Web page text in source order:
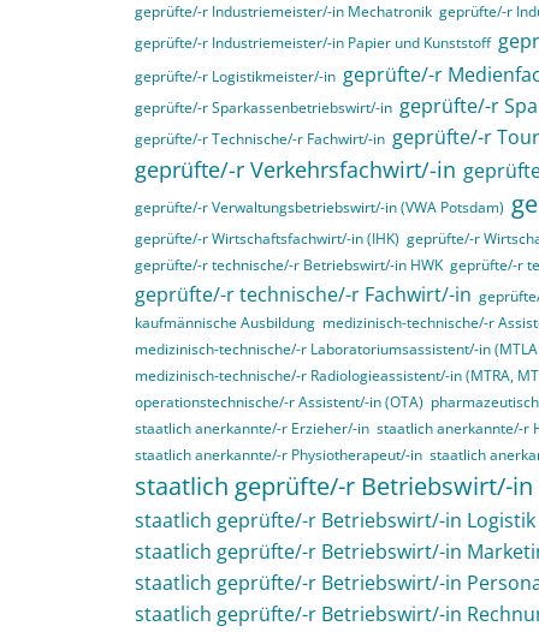
geprüfte/-r Industriemeister/-in Mechatronik geprüfte/-r
geprüfte/-r Industriemeister/-in Papier und Kunststoff
geprüfte/-r Logistikmeister/-in geprüfte/-r
geprüfte/-r Sparkassenbetriebswirt/-in geprüfte/-r
geprüfte/-r Technische/-r Fachwirt/-in geprüfte/-r
geprüfte/-r Verkehrsfachwirt/-in
geprüfte/-r Verwaltungsbetriebswirt/-in (VWA Potsdam)
geprüfte/-r Wirtschaftsfachwirt/-in (IHK) geprüfte/-r
geprüfte/-r technische/-r Betriebswirt/-in HWK geprüfte/-r
geprüfte/-r technische/-r Fachwirt/-in
kaufmännische Ausbildung medizinisch-technische/-r
medizinisch-technische/-r Laboratoriumsassistent/-in
medizinisch-technische/-r Radiologieassistent/-in (MTRA,
operationstechnische/-r Assistent/-in (OTA)
staatlich anerkannte/-r Erzieher/-in staatlich anerkannte/-r
staatlich anerkannte/-r Physiotherapeut/-in staatlich
staatlich geprüfte/-r Betriebswirt/-in
staatlich geprüfte/-r Betriebswirt/-in Logistik
staatlich geprüfte/-r Betriebswirt/-in
staatlich geprüfte/-r Betriebswirt/-in
staatlich geprüfte/-r Betriebswirt/-in